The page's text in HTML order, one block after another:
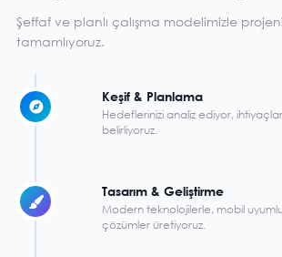
Şeffaf ve planlı çalışma modelimizle
tamamlıyoruz.
Keşif & Planlama
Hedeflerinizi analiz ediyor,
belirliyoruz.
Tasarım & Geliştirme
Modern teknolojilerle, mobil
çözümler üretiyoruz.